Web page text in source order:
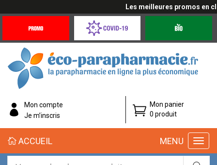
Les meilleures promos en
Offres
Coronavirus
éco-
parapharmacie.fr
éco-
parapharmacie.fr
Mon compte
Je m’inscris
Mon panier
0 produit
MENU
ACCUEIL